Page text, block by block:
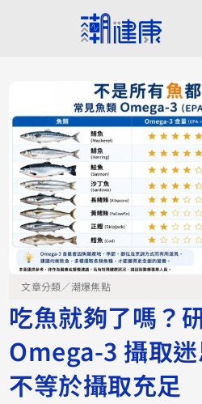
文章分類／潮爆焦點
吃魚就夠了嗎？
Omega-3 攝取
不等於攝取充足